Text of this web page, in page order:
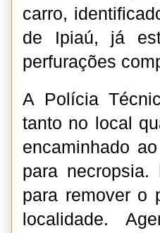
carro,
de Ipiaú, já
perfurações
A Polícia
tanto no local
encaminhado
para
para remover o
localidade.